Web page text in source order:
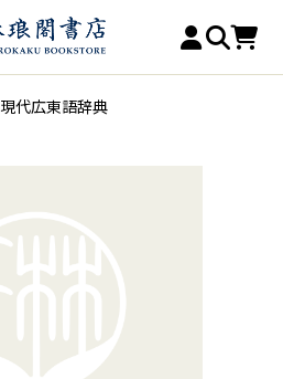
現代広東語辞典